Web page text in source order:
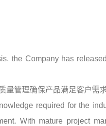
the Company has
管理确保产品满足客户需
required for the
With mature project